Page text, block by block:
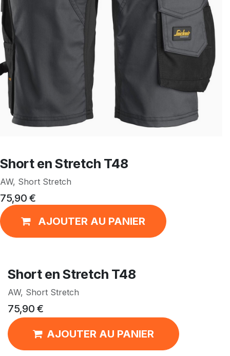
Short en Stretch T48
AW, Short Stretch
75,90 €
AJOUTER AU PANIER
Short en Stretch T48
AW, Short Stretch
75,90 €
AJOUTER AU PANIER